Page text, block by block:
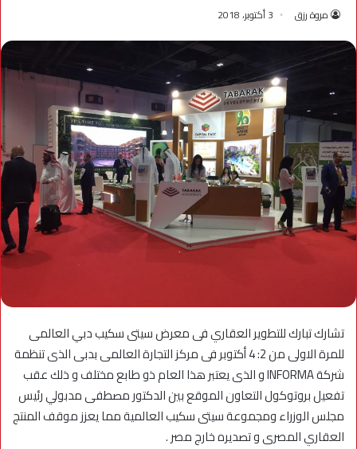
مروة رزق 3 أكتوبر، 2018
تشارك تبارك للتطوير العقاري فى معرض سيتى سكيب دبي العالمى
للمرة الاولى من 2: 4 أكتوبر فى مركز التجارة العالمى بدبى الذى تنظمة
شركة INFORMA و الذى يعتبر هذا العام ذو طابع مختلف و ذلك عقب
تفعيل بروتوكول التعاون الموقع بين الدكتور مصطفى مدبولي رئيس
مجلس الوزراء ومجموعة سيتى سكيب العالمية مما يعزز موقف المنتج
العقاري المصرى و تصديره خارج مصر .